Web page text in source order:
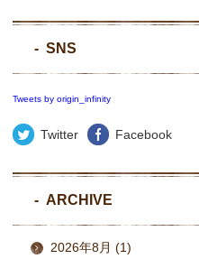
SNS
Tweets by origin_infinity
Twitter Facebook
ARCHIVE
2026年8月 (1)